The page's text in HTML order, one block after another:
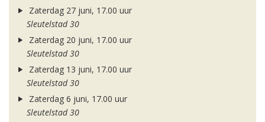
Zaterdag 27 juni, 17.00 uur
Sleutelstad 30
Zaterdag 20 juni, 17.00 uur
Sleutelstad 30
Zaterdag 13 juni, 17.00 uur
Sleutelstad 30
Zaterdag 6 juni, 17.00 uur
Sleutelstad 30